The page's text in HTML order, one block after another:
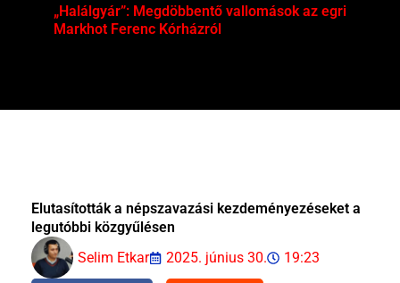
„Halálgyár”: Megdöbbentő vallomások az egri
Markhot Ferenc Kórházról
Elutasították a népszavazási kezdeményezéseket a
legutóbbi közgyűlésen
Selim Etkar
2025. június 30. 19:23